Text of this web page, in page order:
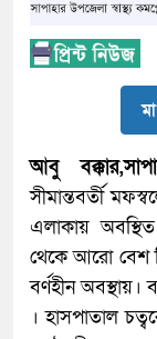
আবু
সীমান্তবর্তী
এলাকায়
থেকে আরো বেশ
বর্ণহীন অবস্থায়।
। হাসপাতাল